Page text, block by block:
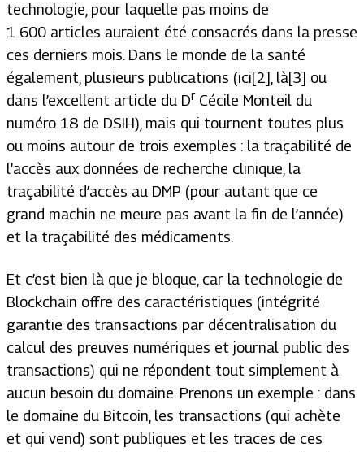
technologie, pour laquelle pas moins de
1 600 articles auraient été consacrés dans la presse
ces derniers mois. Dans le monde de la santé
également, plusieurs publications (ici[2], là[3] ou
dans l’excellent article du Dr Cécile Monteil du
numéro 18 de DSIH), mais qui tournent toutes plus
ou moins autour de trois exemples : la traçabilité de
l’accès aux données de recherche clinique, la
traçabilité d’accès au DMP (pour autant que ce
grand machin ne meure pas avant la fin de l’année)
et la traçabilité des médicaments.
Et c’est bien là que je bloque, car la technologie de
Blockchain offre des caractéristiques (intégrité
garantie des transactions par décentralisation du
calcul des preuves numériques et journal public des
transactions) qui ne répondent tout simplement à
aucun besoin du domaine. Prenons un exemple : dans
le domaine du Bitcoin, les transactions (qui achète
et qui vend) sont publiques et les traces de ces